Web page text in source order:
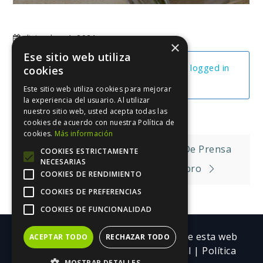
diciembre 4, 2021
You cannot view this unit as you're not logged in
Navegación
de
entradas
Cómo Hago Llegar Mi Nota De Prensa
Cómo Escribir El Copy De Tu Libro
Copyright ©| Todos los contenidos de esta web
pertenecen a Trebolarium.Aviso legal | Política
×
Ese sitio web utiliza
cookies
Este sitio web utiliza cookies para mejorar
la experiencia del usuario. Al utilizar
nuestro sitio web, usted acepta todas las
cookies de acuerdo con nuestra Política de
cookies. Más información
COOKIES ESTRICTAMENTE
NECESARIAS
COOKIES DE RENDIMIENTO
COOKIES DE PREFERENCIAS
COOKIES DE FUNCIONALIDAD
ACEPTAR TODO RECHAZAR TODO